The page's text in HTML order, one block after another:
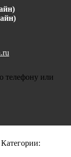
телефону или
Категории: